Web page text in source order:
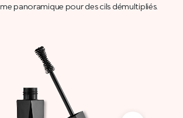
panoramique pour des cils démultipliés.